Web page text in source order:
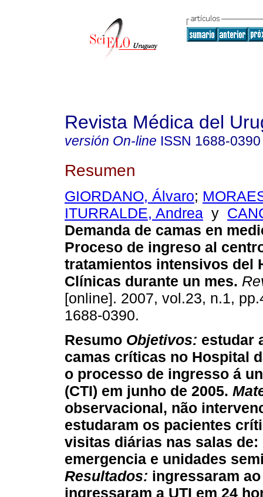
Revista Médica del
versión On-line ISSN 1688-0390
Resumen
GIORDANO, Álvaro;
ITURRALDE, Andrea y
Demanda de camas en
Proceso de ingreso al
tratamientos intensivos del
Clínicas durante un mes.
[online]. 2007, vol.23, n.1,
1688-0390.
Resumo Objetivos: estudar
camas críticas no Hospital
o processo de ingresso á
(CTI) em junho de 2005.
observacional, não
estudaram os pacientes
visitas diárias nas salas
emergencia e unidades
Resultados: ingressaram
ingressaram a UTI em 24